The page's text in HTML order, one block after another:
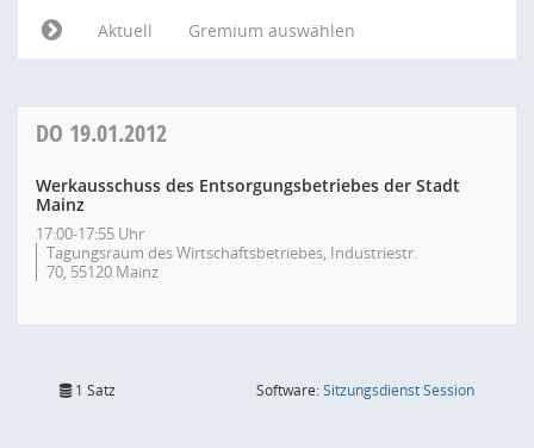
Aktuell
Gremium auswählen
DO 19.01.2012
Werkausschuss des Entsorgungsbetriebes der Stadt
Mainz
17:00-17:55 Uhr
Tagungsraum des Wirtschaftsbetriebes, Industriestr.
70, 55120 Mainz
1 Satz Software:SitzungsdienstSession(Wird in